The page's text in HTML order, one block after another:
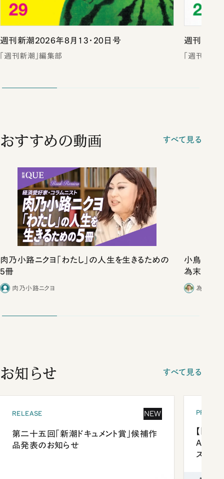
週刊新潮2026年8月13・20日号
「週刊新潮」編集部
週刊新潮
「週刊新潮
おすすめの動画 すべて見る
肉乃小路ニクヨ「わたし」の人生を生きるための
5冊
肉乃小路ニクヨ
小鳥の歌
為末大「
ノ谷一夫
為末大
お知らせ すべて見る
RELEASE NEW
第二十五回「新潮ドキュメント賞」候補作
品発表のお知らせ
【「新
ズプレ